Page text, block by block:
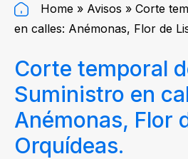
Home » Avisos » Corte
en calles: Anémonas, Flor de
Corte temporal
Suministro en
Anémonas, Flor
Orquídeas.